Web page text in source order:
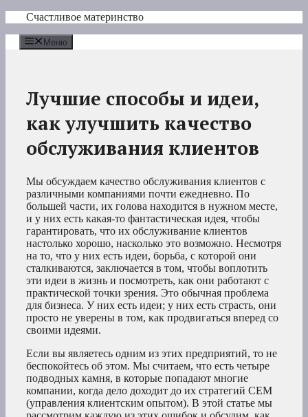
Перейти
содержимому
Счастливое материнство
Меню
Лучшие способы и идеи,
как улучшить качество
обслуживания клиентов
Мы обсуждаем качество обслуживания клиентов с
различными компаниями почти ежедневно. По
большей части, их голова находится в нужном месте,
и у них есть какая-то фантастическая идея, чтобы
гарантировать, что их обслуживание клиентов
настолько хорошо, насколько это возможно. Несмотря
на то, что у них есть идеи, борьба, с которой они
сталкиваются, заключается в том, чтобы воплотить
эти идеи в жизнь и посмотреть, как они работают с
практической точки зрения. Это обычная проблема
для бизнеса. У них есть идеи; у них есть страсть, они
просто не уверены в том, как продвигаться вперед со
своими идеями.
Если вы являетесь одним из этих предприятий, то не
беспокойтесь об этом. Мы считаем, что есть четыре
подводных камня, в которые попадают многие
компании, когда дело доходит до их стратегий CEM
(управления клиентским опытом). В этой статье мы